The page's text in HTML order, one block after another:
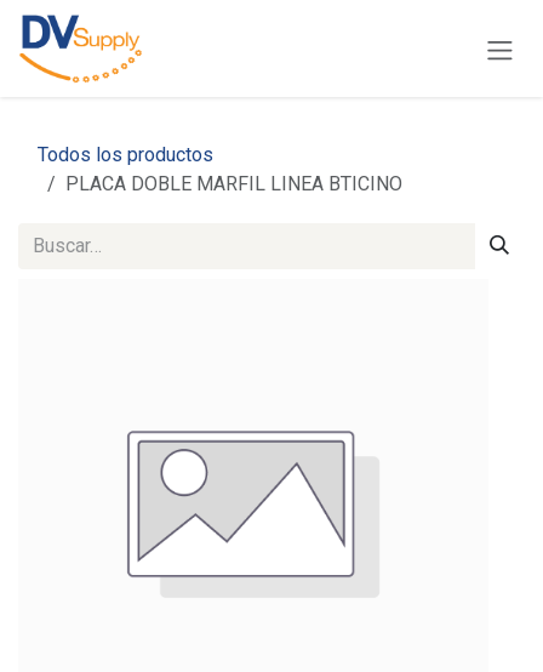
Ir al contenido
Todos los productos
PLACA DOBLE MARFIL LINEA BTICINO